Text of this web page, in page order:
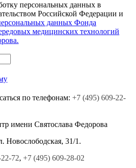
персональных данных в
Российской Федерации и
данных Фонда
медицинских технологий
по телефонам: +7 (495) 609-22-
имени Святослава Федорова
Новослободская, 31/1.
72, +7 (495) 609-28-02